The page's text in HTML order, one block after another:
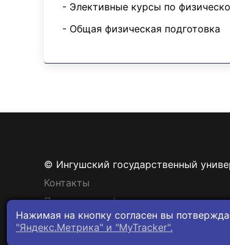
- Элективные курсы по
- Общая физическая подготовка
© Ингушский государственный
Контакты
Политика конфиденциальности
Нажимая на кнопку согласен вы
"Яндекс.Метрика" и "MyTracker".